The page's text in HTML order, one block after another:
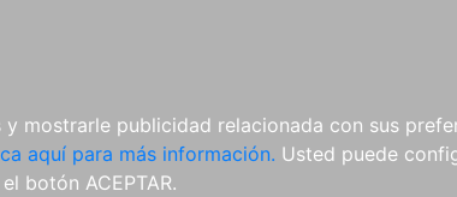
mostrarle publicidad relacionada con sus
aquí para más información. Usted puede
botón ACEPTAR.
REVISTAS
CDS Y
DVDS
MATERIAL
COMPLEMENTARIO